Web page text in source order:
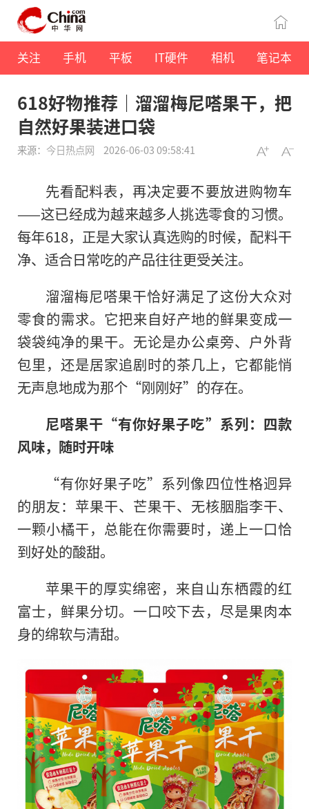
关注 手机 平板 IT硬件 相机 笔记本
618好物推荐｜溜溜梅尼嗒果干，把
自然好果装进口袋
来源： 今日热点网 2026-06-03 09:58:41
先看配料表，再决定要不要放进购物车
——这已经成为越来越多人挑选零食的习惯。
每年618，正是大家认真选购的时候，配料干
净、适合日常吃的产品往往更受关注。
溜溜梅尼嗒果干恰好满足了这份大众对
零食的需求。它把来自好产地的鲜果变成一
袋袋纯净的果干。无论是办公桌旁、户外背
包里，还是居家追剧时的茶几上，它都能悄
无声息地成为那个“刚刚好”的存在。
尼嗒果干“有你好果子吃”系列：四款
风味，随时开味
“有你好果子吃”系列像四位性格迥异
的朋友：苹果干、芒果干、无核胭脂李干、
一颗小橘干，总能在你需要时，递上一口恰
到好处的酸甜。
苹果干的厚实绵密，来自山东栖霞的红
富士，鲜果分切。一口咬下去，尽是果肉本
身的绵软与清甜。